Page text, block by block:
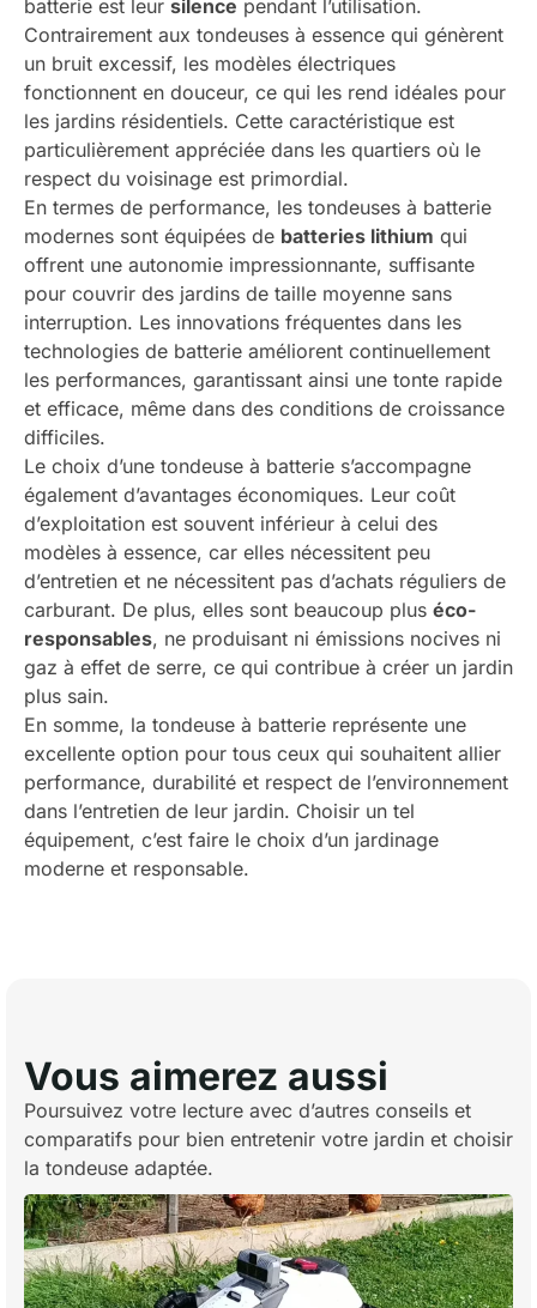
batterie est leur silence pendant l’utilisation.
Contrairement aux tondeuses à essence qui génèrent
un bruit excessif, les modèles électriques
fonctionnent en douceur, ce qui les rend idéales pour
les jardins résidentiels. Cette caractéristique est
particulièrement appréciée dans les quartiers où le
respect du voisinage est primordial.
En termes de performance, les tondeuses à batterie
modernes sont équipées de batteries lithium qui
offrent une autonomie impressionnante, suffisante
pour couvrir des jardins de taille moyenne sans
interruption. Les innovations fréquentes dans les
technologies de batterie améliorent continuellement
les performances, garantissant ainsi une tonte rapide
et efficace, même dans des conditions de croissance
difficiles.
Le choix d’une tondeuse à batterie s’accompagne
également d’avantages économiques. Leur coût
d’exploitation est souvent inférieur à celui des
modèles à essence, car elles nécessitent peu
d’entretien et ne nécessitent pas d’achats réguliers de
carburant. De plus, elles sont beaucoup plus éco-
responsables, ne produisant ni émissions nocives ni
gaz à effet de serre, ce qui contribue à créer un jardin
plus sain.
En somme, la tondeuse à batterie représente une
excellente option pour tous ceux qui souhaitent allier
performance, durabilité et respect de l’environnement
dans l’entretien de leur jardin. Choisir un tel
équipement, c’est faire le choix d’un jardinage
moderne et responsable.
Vous aimerez aussi
Poursuivez votre lecture avec d’autres conseils et
comparatifs pour bien entretenir votre jardin et choisir
la tondeuse adaptée.